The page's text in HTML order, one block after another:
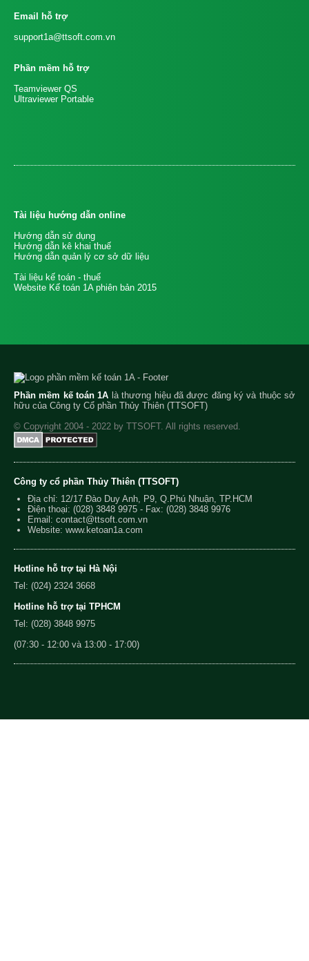
Email hỗ trợ
support1a@ttsoft.com.vn
Phần mềm hỗ trợ
Teamviewer QS
Ultraviewer Portable
Tài liệu hướng dẫn online
Hướng dẫn sử dụng
Hướng dẫn kê khai thuế
Hướng dẫn quản lý cơ sở dữ liệu
Tài liệu kế toán - thuế
Website Kế toán 1A phiên bản 2015
Phần mềm kế toán 1A là thương hiệu đã được đăng ký và thuộc sở
hữu của Công ty Cổ phần Thủy Thiên (TTSOFT)
© Copyright 2004 - 2022 by TTSOFT. All rights reserved.
Công ty cổ phần Thủy Thiên (TTSOFT)
Địa chỉ: 12/17 Đào Duy Anh, P9, Q.Phú Nhuận, TP.HCM
Điện thoại: (028) 3848 9975 - Fax: (028) 3848 9976
Email: contact@ttsoft.com.vn
Website: www.ketoan1a.com
Hotline hỗ trợ tại Hà Nội
Tel: (024) 2324 3668
Hotline hỗ trợ tại TPHCM
Tel: (028) 3848 9975
(07:30 - 12:00 và 13:00 - 17:00)